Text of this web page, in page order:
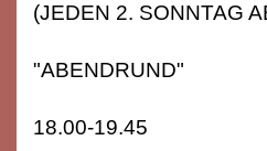
(JEDEN 2. SONNTAG
"ABENDRUND"
18.00-19.45